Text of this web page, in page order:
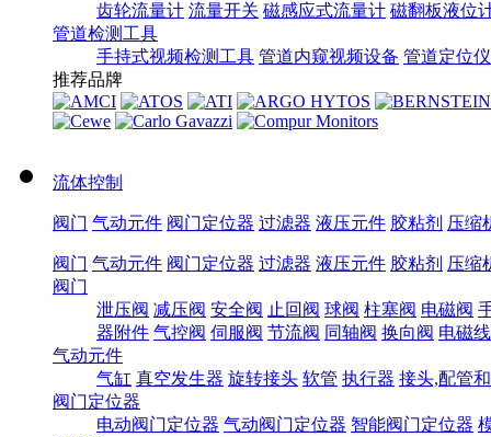
齿轮流量计 流量开关 磁感应式流量计 磁翻板液位
管道检测工具
手持式视频检测工具 管道内窥视频设备 管道定位仪
推荐品牌
流体控制
阀门 气动元件 阀门定位器 过滤器 液压元件 胶粘剂 压缩
阀门 气动元件 阀门定位器 过滤器 液压元件 胶粘剂 压缩
阀门
泄压阀 减压阀 安全阀 止回阀 球阀 柱塞阀 电磁阀
器附件 气控阀 伺服阀 节流阀 同轴阀 换向阀 电磁
气动元件
气缸 真空发生器 旋转接头 软管 执行器 接头,配管
阀门定位器
电动阀门定位器 气动阀门定位器 智能阀门定位器